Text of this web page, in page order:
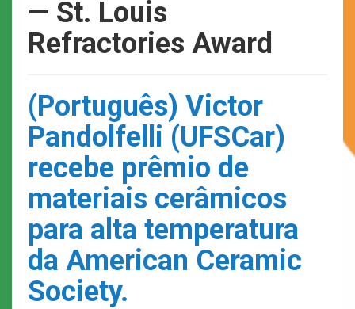
— St. Louis
Refractories Award
(Português) Victor
Pandolfelli (UFSCar)
recebe prêmio de
materiais cerâmicos
para alta temperatura
da American Ceramic
Society.